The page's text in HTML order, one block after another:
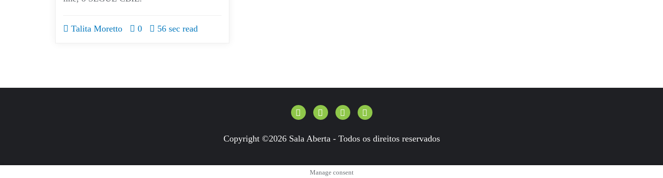
Talita Moretto 0 56 sec read
Copyright ©2026 Sala Aberta - Todos os direitos reservados
Manage consent